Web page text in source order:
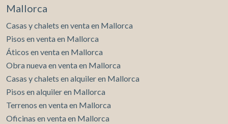
Mallorca
Casas y chalets en venta en Mallorca
Pisos en venta en Mallorca
Áticos en venta en Mallorca
Obra nueva en venta en Mallorca
Casas y chalets en alquiler en Mallorca
Pisos en alquiler en Mallorca
Terrenos en venta en Mallorca
Oficinas en venta en Mallorca